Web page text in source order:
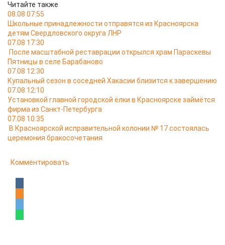
Читайте также
08.08 07:55
Школьные принадлежности отправятся из Красноярска
детям Свердловского округа ЛНР
07.08 17:30
После масштабной реставрации открылся храм Параскевы
Пятницы в селе Барабаново
07.08 12:30
Купальный сезон в соседней Хакасии близится к завершению
07.08 12:10
Установкой главной городской ёлки в Красноярске займётся
фирма из Санкт-Петербурга
07.08 10:35
В Красноярской исправительной колонии № 17 состоялась
церемония бракосочетания
Комментировать